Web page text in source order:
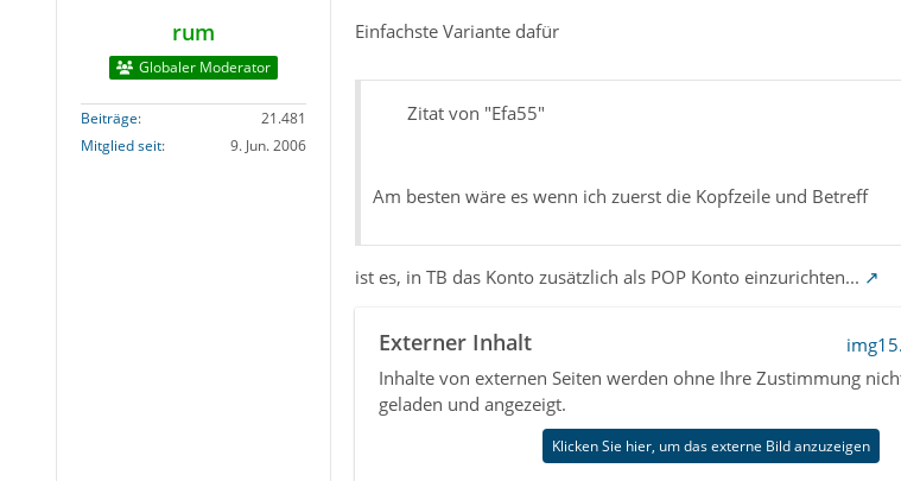
rum
Globaler Moderator
Beiträge
21.481
Mitglied seit
9. Jun. 2006
Einfachste Variante dafür
Zitat von "Efa55"
Am besten wäre es wenn ich zuerst die Kopfzeile und Betreff
ist es, in TB das Konto zusätzlich als POP Konto einzurichten...
Externer Inhalt
Inhalte von externen Seiten werden ohne Ihre Zustimmung
geladen und angezeigt.
Klicken Sie hier, um das externe Bild anzuzeigen